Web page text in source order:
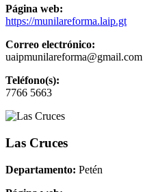
Página web:
https://munilareforma.laip.gt
Correo electrónico:
uaipmunilareforma@gmail.com
Teléfono(s):
7766 5663
Las Cruces
Departamento: Petén